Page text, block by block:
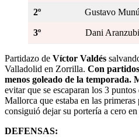
2º Gustavo
3º Dani
Partidazo de Víctor Valdés
Valladolid en Zorrilla. Con
menos goleado de la temporada.
evitar que se escaparan los 3
Mallorca que estaba en las primeras
consiguió dejar su portería a cero
DEFENSAS: